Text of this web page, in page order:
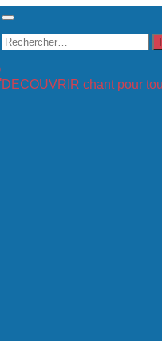
Rechercher :
DECOUVRIR chant pour